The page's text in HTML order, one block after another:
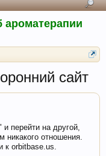
сайт
и перейти на другой,
никакого отношения.
к orbitbase.us.